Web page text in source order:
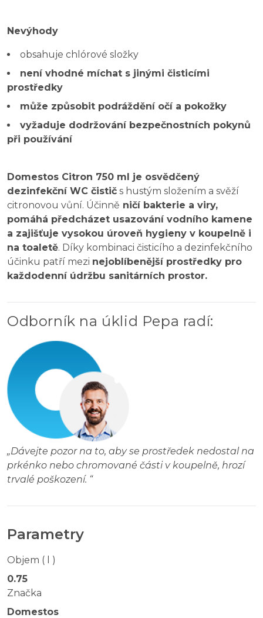
Nevýhody
obsahuje chlórové složky
není vhodné míchat s jinými čisticími
prostředky
může způsobit podráždění očí a pokožky
vyžaduje dodržování bezpečnostních pokynů
při používání
Domestos Citron 750 ml je osvědčený
dezinfekční WC čistič s hustým složením a svěží
citronovou vůní. Účinně ničí bakterie a viry,
pomáhá předcházet usazování vodního kamene
a zajišťuje vysokou úroveň hygieny v koupelně i
na toaletě. Díky kombinaci čisticího a dezinfekčního
účinku patří mezi nejoblíbenější prostředky pro
každodenní údržbu sanitárních prostor.
Odborník na úklid Pepa radí:
„Dávejte pozor na to, aby se prostředek nedostal na
prkénko nebo chromované části v koupelně, hrozí
trvalé poškození. “
Parametry
Objem ( l )
0.75
Značka
Domestos